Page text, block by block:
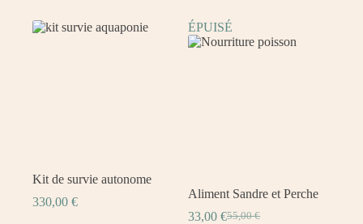
Kit de survie autonome
330,00 €
ÉPUISÉ
Aliment Sandre et Perche
55,00€
33,00€